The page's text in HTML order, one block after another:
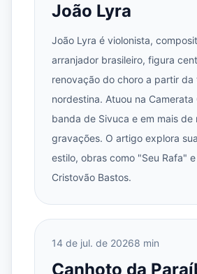
João Lyra
João Lyra é violonista,
arranjador brasileiro, figura
renovação do choro a partir da
nordestina. Atuou na Camerata
banda de Sivuca e em mais de
gravações. O artigo explora
estilo, obras como "Seu Rafa"
Cristovão Bastos.
14 de jul. de 20268 min
Canhoto da